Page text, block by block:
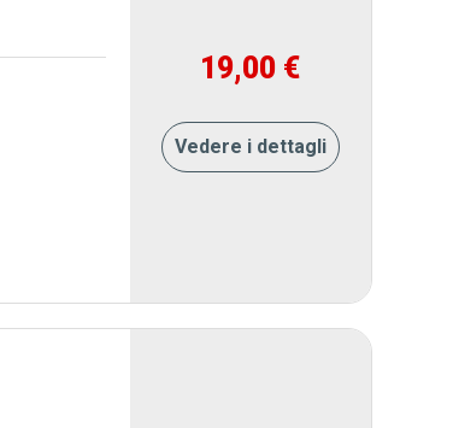
19,00 €
Vedere i dettagli